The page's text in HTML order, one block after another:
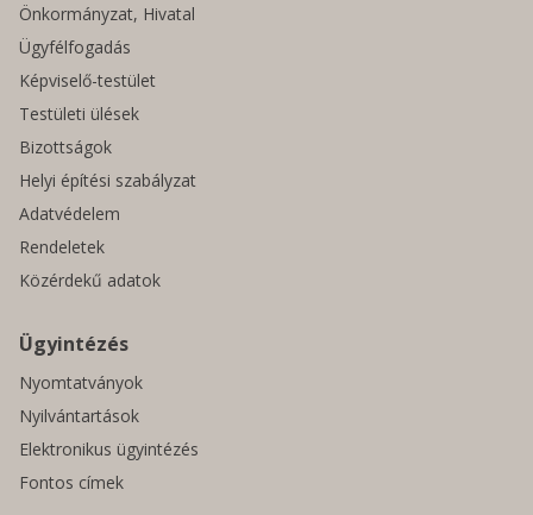
Önkormányzat, Hivatal
Ügyfélfogadás
Képviselő-testület
Testületi ülések
Bizottságok
Helyi építési szabályzat
Adatvédelem
Rendeletek
Közérdekű adatok
Ügyintézés
Nyomtatványok
Nyilvántartások
Elektronikus ügyintézés
Fontos címek